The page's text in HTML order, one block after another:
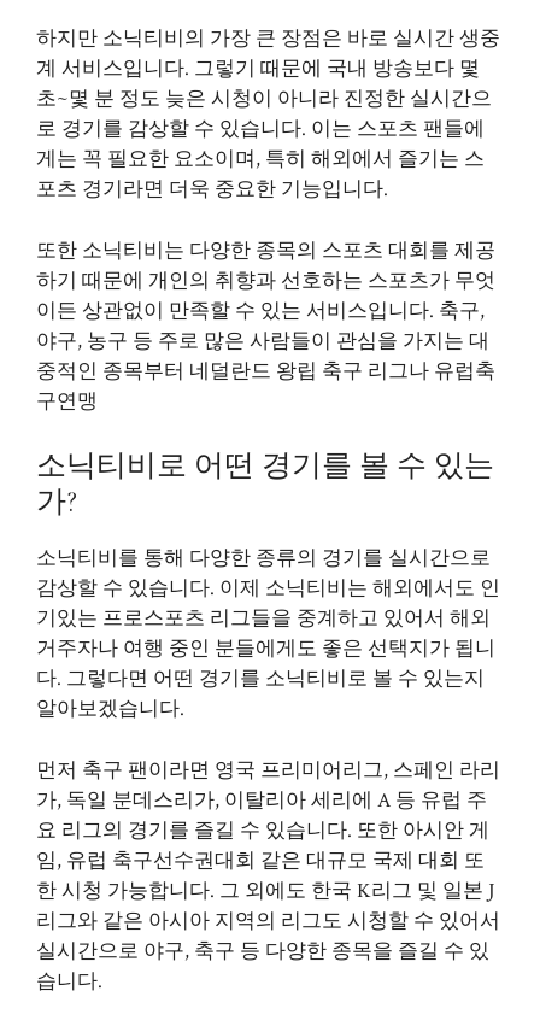
하지만 소닉티비의 가장 큰 장점은 바로 실시간 생중
계 서비스입니다. 그렇기 때문에 국내 방송보다 몇
초~몇 분 정도 늦은 시청이 아니라 진정한 실시간으
로 경기를 감상할 수 있습니다. 이는 스포츠 팬들에
게는 꼭 필요한 요소이며, 특히 해외에서 즐기는 스
포츠 경기라면 더욱 중요한 기능입니다.
또한 소닉티비는 다양한 종목의 스포츠 대회를 제공
하기 때문에 개인의 취향과 선호하는 스포츠가 무엇
이든 상관없이 만족할 수 있는 서비스입니다. 축구,
야구, 농구 등 주로 많은 사람들이 관심을 가지는 대
중적인 종목부터 네덜란드 왕립 축구 리그나 유럽축
구연맹
소닉티비로 어떤 경기를 볼 수 있는
가?
소닉티비를 통해 다양한 종류의 경기를 실시간으로
감상할 수 있습니다. 이제 소닉티비는 해외에서도 인
기있는 프로스포츠 리그들을 중계하고 있어서 해외
거주자나 여행 중인 분들에게도 좋은 선택지가 됩니
다. 그렇다면 어떤 경기를 소닉티비로 볼 수 있는지
알아보겠습니다.
먼저 축구 팬이라면 영국 프리미어리그, 스페인 라리
가, 독일 분데스리가, 이탈리아 세리에 A 등 유럽 주
요 리그의 경기를 즐길 수 있습니다. 또한 아시안 게
임, 유럽 축구선수권대회 같은 대규모 국제 대회 또
한 시청 가능합니다. 그 외에도 한국 K리그 및 일본 J
리그와 같은 아시아 지역의 리그도 시청할 수 있어서
실시간으로 야구, 축구 등 다양한 종목을 즐길 수 있
습니다.